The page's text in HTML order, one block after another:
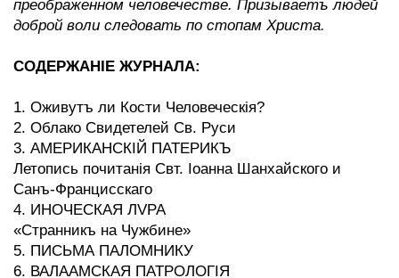
преображенном человечестве. Призываетъ людей
доброй воли следовать по стопам Христа.
СОДЕРЖАНІЕ ЖУРНАЛА:
1. Оживутъ ли Кости Человеческiя?
2. Облако Свидетелей Св. Руси
3. АМЕРИКАНСКIЙ ПАТЕРИКЪ
Летопись почитанiя Свт. Ioaнна Шанхайского и
Санъ-Францисскаго
4. ИНОЧЕСКАЯ ЛVРА
«Странникъ на Чужбине»
5. ПИСЬМА ПАЛОМНИКУ
6. ВАЛААМСКАЯ ПАТРОЛОГIЯ